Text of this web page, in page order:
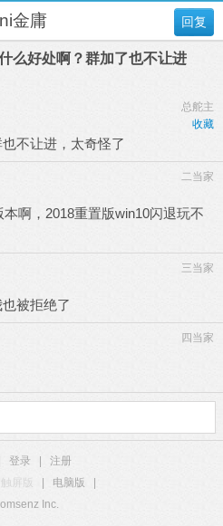
回复
金庸
么好处啊？群加了也不让进
总舵主
收藏
不让进，太奇怪了
二当家
啊，2018重置版win10闪退玩不
三当家
被拒绝了
四当家
登录
注册
触屏版 电脑版
Inc.